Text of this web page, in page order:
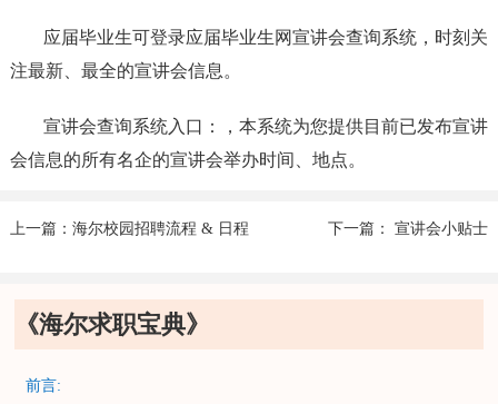
应届毕业生可登录应届毕业生网宣讲会查询系统，时刻关
注最新、最全的宣讲会信息。
宣讲会查询系统入口：，本系统为您提供目前已发布宣讲
会信息的所有名企的宣讲会举办时间、地点。
上一篇：海尔校园招聘流程 & 日程 下一篇： 宣讲会小贴士
《海尔求职宝典》
前言: